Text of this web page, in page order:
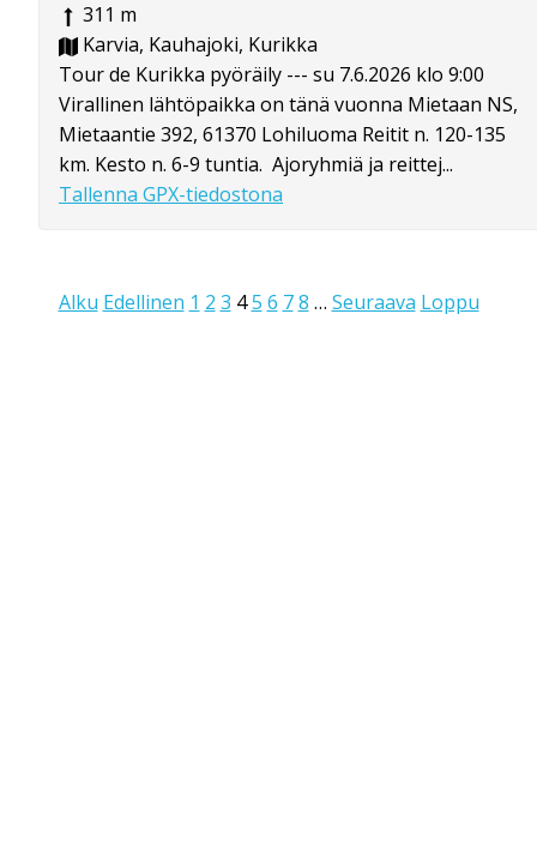
311 m
Karvia, Kauhajoki, Kurikka
Tour de Kurikka pyöräily --- su 7.6.2026 klo 9:00
Virallinen lähtöpaikka on tänä vuonna Mietaan NS,
Mietaantie 392, 61370 Lohiluoma Reitit n. 120-135
km. Kesto n. 6-9 tuntia. Ajoryhmiä ja reittej...
Tallenna GPX-tiedostona
Alku Edellinen 1 2 3 45 6 7 8 … Seuraava Loppu